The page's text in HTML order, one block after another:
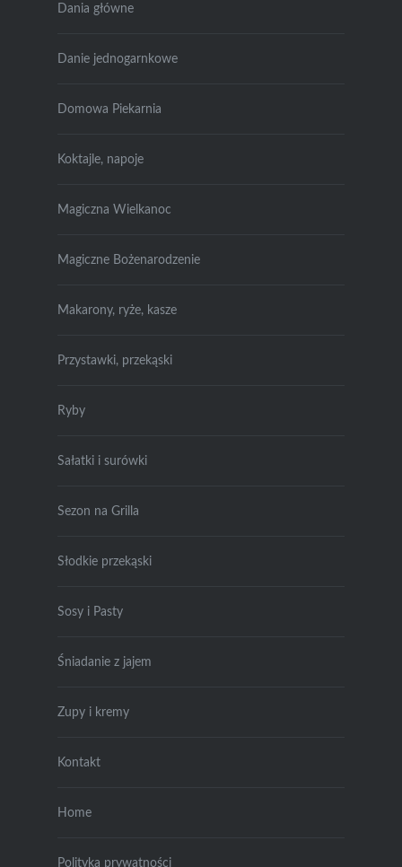
Dania główne
Danie jednogarnkowe
Domowa Piekarnia
Koktajle, napoje
Magiczna Wielkanoc
Magiczne Bożenarodzenie
Makarony, ryże, kasze
Przystawki, przekąski
Ryby
Sałatki i surówki
Sezon na Grilla
Słodkie przekąski
Sosy i Pasty
Śniadanie z jajem
Zupy i kremy
Kontakt
Home
Polityka prywatności